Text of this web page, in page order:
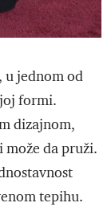
jednom od
formi.
dizajnom,
može da pruži.
tepihu.